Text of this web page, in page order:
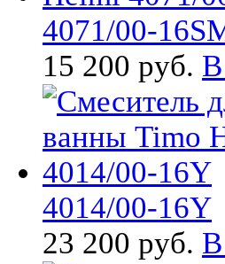
4071/00-
15 200 руб.
4014/00-16Y
23 200 руб.